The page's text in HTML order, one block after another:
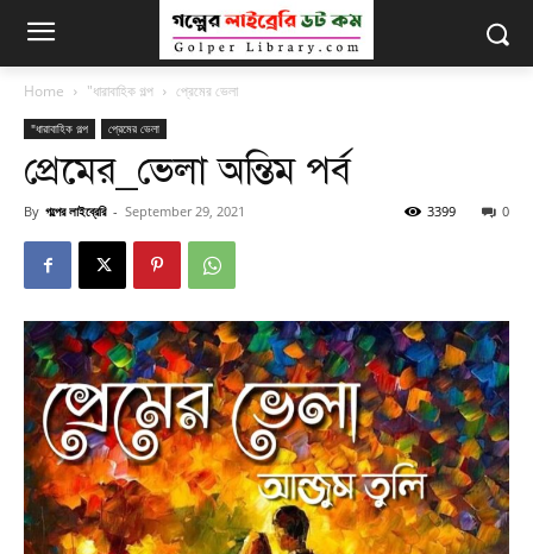
Home "ধারাবাহিক গল্প প্রেমের ভেলা
"ধারাবাহিক গল্প প্রেমের ভেলা
প্রেমের_ভেলা অন্তিম পর্ব
By গল্পের লাইব্রেরি - September 29, 2021 0
3399